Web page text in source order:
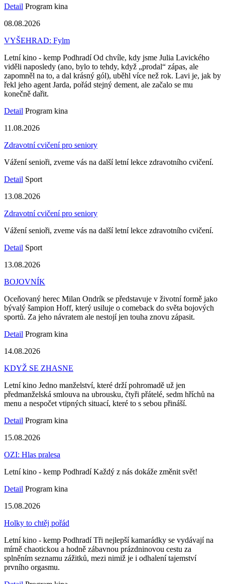
Detail Program kina
08.08.2026
VYŠEHRAD: Fylm
Letní kino - kemp Podhradí Od chvíle, kdy jsme Julia Lavického
viděli naposledy (ano, bylo to tehdy, když „prodal“ zápas, ale
zapomněl na to, a dal krásný gól), uběhl více než rok. Lavi je, jak by
řekl jeho agent Jarda, pořád stejný dement, ale začalo se mu
konečně dařit.
Detail Program kina
11.08.2026
Zdravotní cvičení pro seniory
Vážení senioři, zveme vás na další letní lekce zdravotního cvičení.
Detail Sport
13.08.2026
Zdravotní cvičení pro seniory
Vážení senioři, zveme vás na další letní lekce zdravotního cvičení.
Detail Sport
13.08.2026
BOJOVNÍK
Oceňovaný herec Milan Ondrík se představuje v životní formě jako
bývalý šampion Hoff, který usiluje o comeback do světa bojových
sportů. Za jeho návratem ale nestojí jen touha znovu zápasit.
Detail Program kina
14.08.2026
KDYŽ SE ZHASNE
Letní kino Jedno manželství, které drží pohromadě už jen
předmanželská smlouva na ubrousku, čtyři přátelé, sedm hříchů na
menu a nespočet vtipných situací, které to s sebou přináší.
Detail Program kina
15.08.2026
OZI: Hlas pralesa
Letní kino - kemp Podhradí Každý z nás dokáže změnit svět!
Detail Program kina
15.08.2026
Holky to chtěj pořád
Letní kino - kemp Podhradí Tři nejlepší kamarádky se vydávají na
mírně chaotickou a hodně zábavnou prázdninovou cestu za
splněním seznamu zážitků, mezi nimiž je i odhalení tajemství
prvního orgasmu.